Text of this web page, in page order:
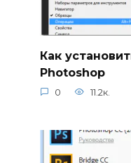
Как
Photoshop
0 11.2к.